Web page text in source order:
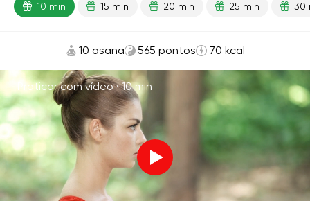
10 min 15 min 20 min 25 min 30
10 asana 565 pontos 70 kcal
Praticar com vídeo ·10 min